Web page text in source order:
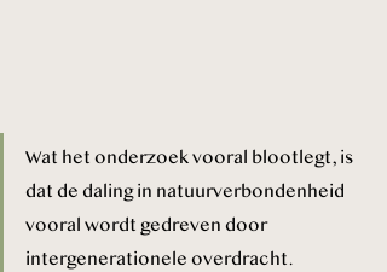
Wat het onderzoek vooral blootlegt, is
dat de daling in natuurverbondenheid
vooral wordt gedreven door
intergenerationele overdracht.